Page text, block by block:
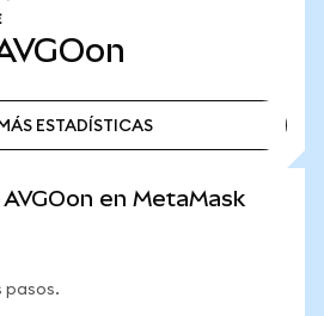
ESTADÍSTICAS
en MetaMask
pasos.